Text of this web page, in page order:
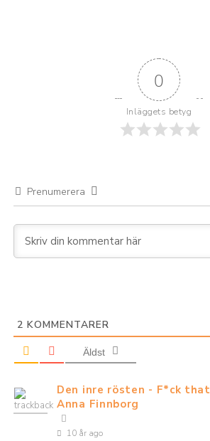
0
Inläggets betyg
Prenumerera
2 KOMMENTARER
Äldst
Den inre rösten - F*ck
Anna Finnborg
10 år ago